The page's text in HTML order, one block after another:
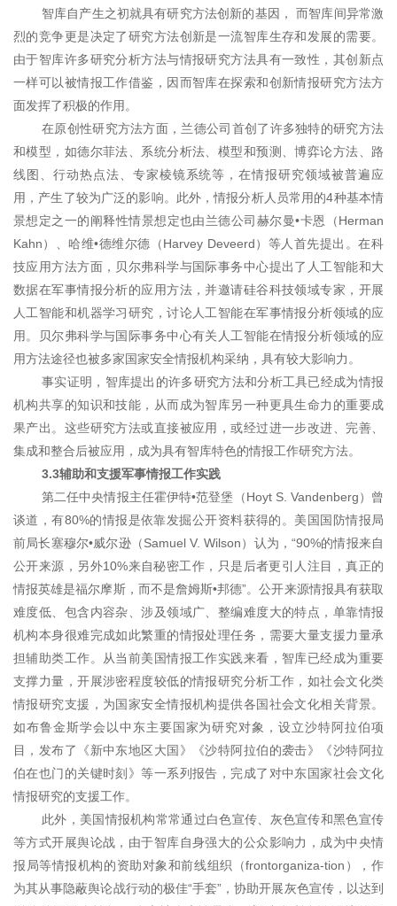
智库自产生之初就具有研究方法创新的基因， 而智库间异常激
烈的竞争更是决定了研究方法创新是一流智库生存和发展的需要。
由于智库许多研究分析方法与情报研究方法具有一致性，其创新点
一样可以被情报工作借鉴，因而智库在探索和创新情报研究方法方
面发挥了积极的作用。
在原创性研究方法方面，兰德公司首创了许多独特的研究方法
和模型，如德尔菲法、系统分析法、模型和预测、博弈论方法、路
线图、行动热点法、专家棱镜系统等，在情报研究领域被普遍应
用，产生了较为广泛的影响。此外，情报分析人员常用的4种基本情
景想定之一的阐释性情景想定也由兰德公司赫尔曼•卡恩（Herman
Kahn）、哈维•德维尔德（Harvey Deveerd）等人首先提出 。在科
技应用方法方面，贝尔弗科学与国际事务中心提出了人工智能和大
数据在军事情报分析的应用方法，并邀请硅谷科技领域专家，开展
人工智能和机器学习研究，讨论人工智能在军事情报分析领域的应
用。贝尔弗科学与国际事务中心有关人工智能在情报分析领域的应
用方法途径也被多家国家安全情报机构采纳，具有较大影响力。
事实证明，智库提出的许多研究方法和分析工具已经成为情报
机构共享的知识和技能，从而成为智库另一种更具生命力的重要成
果产出。这些研究方法或直接被应用，或经过进一步改进、完善、
集成和整合后被应用，成为具有智库特色的情报工作研究方法。
3.3辅助和支援军事情报工作实践
第二任中央情报主任霍伊特•范登堡（HoytS. Vandenberg）曾
谈道，有80%的情报是依靠发掘公开资料获得的。美国国防情报局
前局长塞穆尔•威尔逊（Samuel V.Wilson）认为，“90%的情报来自
公开来源，另外10%来自秘密工作，只是后者更引人注目，真正的
情报英雄是福尔摩斯，而不是詹姆斯•邦德”。公开来源情报具有获取
难度低、包含内容杂、涉及领域广、整编难度大的特点，单靠情报
机构本身很难完成如此繁重的情报处理任务，需要大量支援力量承
担辅助类工作。从当前美国情报工作实践来看，智库已经成为重要
支撑力量，开展涉密程度较低的情报研究分析工作，如社会文化类
情报研究支援，为国家安全情报机构提供各国社会文化相关背景。
如布鲁金斯学会以中东主要国家为研究对象，设立沙特阿拉伯项
目，发布了《新中东地区大国》《沙特阿拉伯的袭击》《沙特阿拉
伯在也门的关键时刻》等一系列报告，完成了对中东国家社会文化
情报研究的支援工作。
此外，美国情报机构常常通过白色宣传、灰色宣传和黑色宣传
等方式开展舆论战，由于智库自身强大的公众影响力，成为中央情
报局等情报机构的资助对象和前线组织（frontorganiza-tion），作
为其从事隐蔽舆论战行动的极佳“手套”，协助开展灰色宣传，以达到